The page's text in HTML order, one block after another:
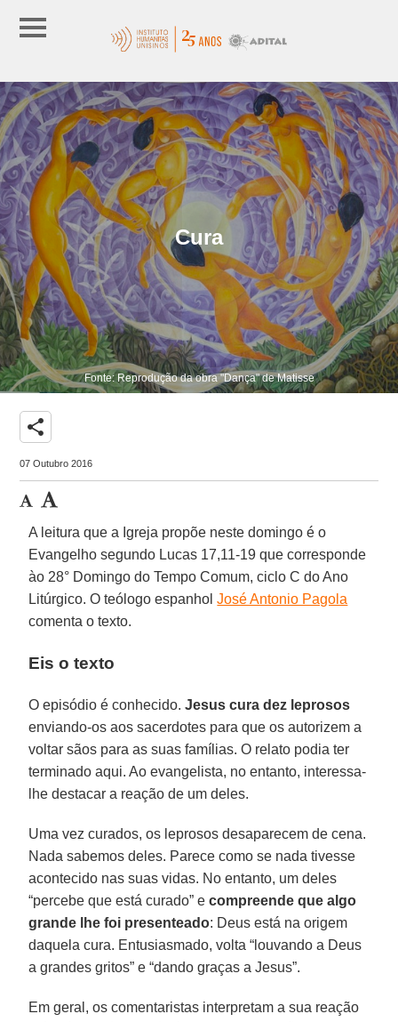
Cura
Fonte: Reprodução da obra "Dança" de Matisse
share
07 Outubro 2016
A leitura que a Igreja propõe neste domingo é o
Evangelho segundo Lucas 17,11-19 que corresponde
ào 28° Domingo do Tempo Comum, ciclo C do Ano
Litúrgico. O teólogo espanholJosé Antonio Pagola
comenta o texto.
Eis o texto
O episódio é conhecido.Jesus cura dez leprosos
enviando-os aos sacerdotes para que os autorizem a
voltar sãos para as suas famílias. O relato podia ter
terminado aqui. Ao evangelista, no entanto, interessa-
lhe destacar a reação de um deles.
Uma vez curados, os leprosos desaparecem de cena.
Nada sabemos deles. Parece como se nada tivesse
acontecido nas suas vidas. No entanto, um deles
“percebe que está curado” ecompreende que algo
grande lhe foi presenteado: Deus está na origem
daquela cura. Entusiasmado, volta “louvando a Deus
a grandes gritos” e “dando graças a Jesus”.
Em geral, os comentaristas interpretam a sua reação